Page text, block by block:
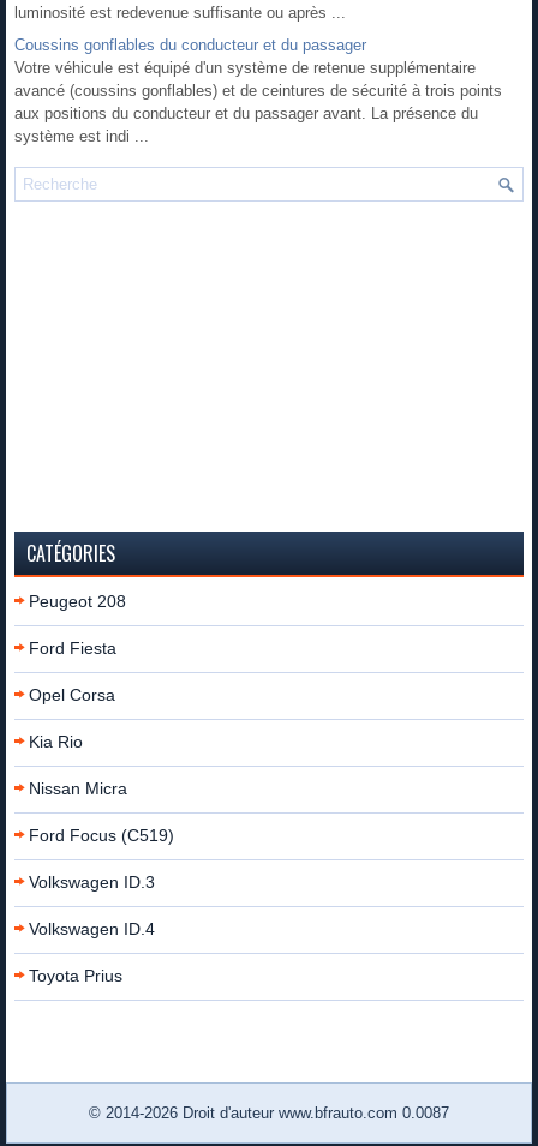
luminosité est redevenue suffisante ou après ...
Coussins gonflables du conducteur et du passager
Votre véhicule est équipé d'un système de retenue supplémentaire
avancé (coussins gonflables) et de ceintures de sécurité à trois points
aux positions du conducteur et du passager avant. La présence du
système est indi ...
CATÉGORIES
Peugeot 208
Ford Fiesta
Opel Corsa
Kia Rio
Nissan Micra
Ford Focus (C519)
Volkswagen ID.3
Volkswagen ID.4
Toyota Prius
© 2014-2026 Droit d'auteur www.bfrauto.com 0.0087